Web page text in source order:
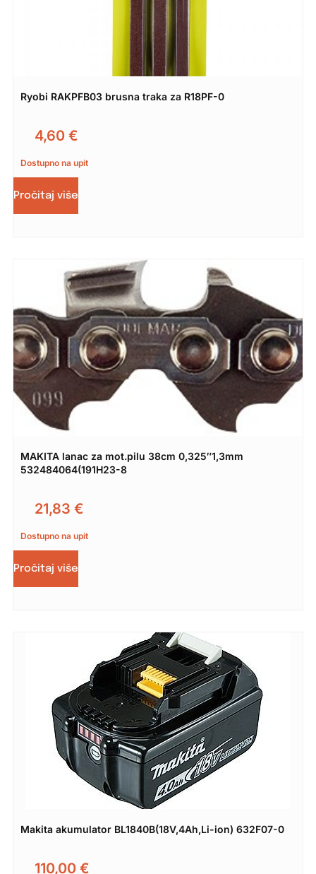
Ryobi RAKPFB03 brusna traka za R18PF-0
4,60 €
Dostupno na upit
Pročitaj više
MAKITA lanac za mot.pilu 38cm 0,325″1,3mm
532484064(191H23-8
21,83 €
Dostupno na upit
Pročitaj više
Makita akumulator BL1840B(18V,4Ah,Li-ion) 632F07-0
110,00 €